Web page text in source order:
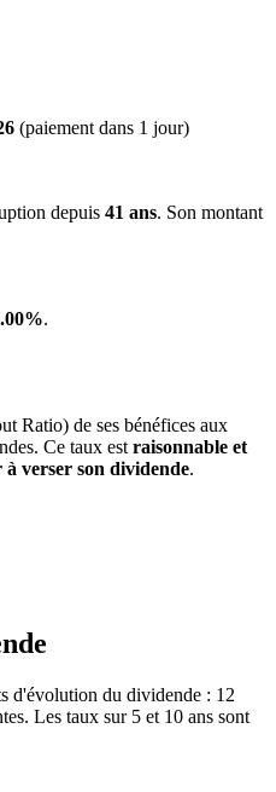
(paiement dans 1 jour)
depuis 41 ans. Son montant
.
Ratio) de ses bénéfices aux
Ce taux est raisonnable et
à verser son dividende.
d'évolution du dividende : 12
Les taux sur 5 et 10 ans sont